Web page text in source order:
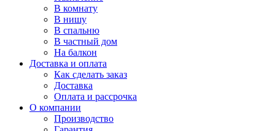
В комнату
В нишу
В спальню
В частный дом
На балкон
Доставка и оплата
Как сделать заказ
Доставка
Оплата и рассрочка
О компании
Производство